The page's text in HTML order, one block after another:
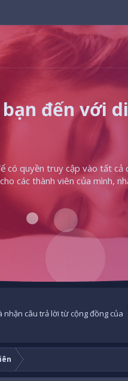
đến với
có quyền truy cập vào tất cả
cho các thành viên của mình,
nhận câu trả lời từ cộng đồng của